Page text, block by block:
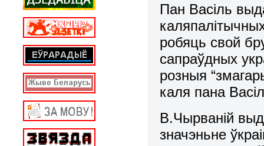
Пан Васіль
робяць свой
сапраўдных
розныя
каля пана
В.Чырваній
значэньне